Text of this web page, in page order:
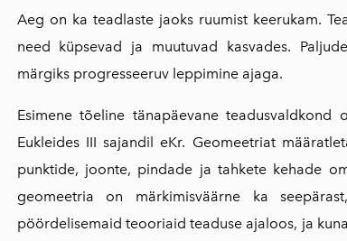
Aeg on ka teadlaste jaoks ruumist keerukam.
need küpsevad ja muutuvad kasvades.
märgiks progresseeruv leppimine ajaga.
Esimene tõeline tänapäevane
Eukleides III sajandil eKr. Geomeetriat
punktide, joonte, pindade ja tahkete kehade
geomeetria on märkimisväärne ka
pöördelisemaid teooriaid teaduse ajaloos, ja